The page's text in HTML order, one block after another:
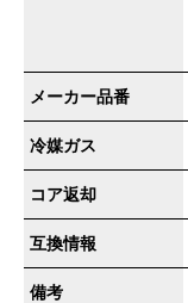
メーカー品番
冷媒ガス
コア返却
互換情報
備考